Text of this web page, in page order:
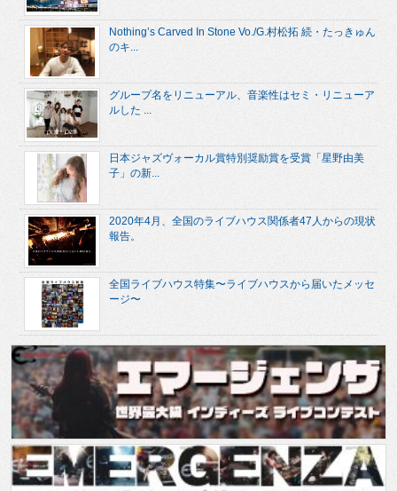
Nothing’s Carved In Stone Vo./G.村松拓 続・たっきゅん
のキ...
グループ名をリニューアル、音楽性はセミ・リニューア
ルした ...
日本ジャズヴォーカル賞特別奨励賞を受賞「星野由美
子」の新...
2020年4月、全国のライブハウス関係者47人からの現状
報告。
全国ライブハウス特集〜ライブハウスから届いたメッセ
ージ〜